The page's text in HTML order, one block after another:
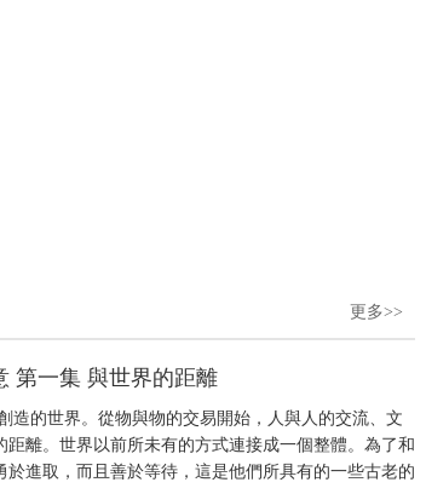
更多>>
第一集 與世界的距離
造的世界。從物與物的交易開始，人與人的交流、文
離。世界以前所未有的方式連接成一個整體。為了和
進取，而且善於等待，這是他們所具有的一些古老的